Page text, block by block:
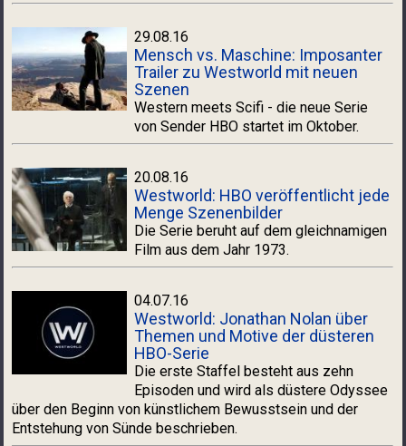
29.08.16
Mensch vs. Maschine: Imposanter
Trailer zu Westworld mit neuen
Szenen
Western meets Scifi - die neue Serie
von Sender HBO startet im Oktober.
20.08.16
Westworld: HBO veröffentlicht jede
Menge Szenenbilder
Die Serie beruht auf dem gleichnamigen
Film aus dem Jahr 1973.
04.07.16
Westworld: Jonathan Nolan über
Themen und Motive der düsteren
HBO-Serie
Die erste Staffel besteht aus zehn
Episoden und wird als düstere Odyssee
über den Beginn von künstlichem Bewusstsein und der
Entstehung von Sünde beschrieben.